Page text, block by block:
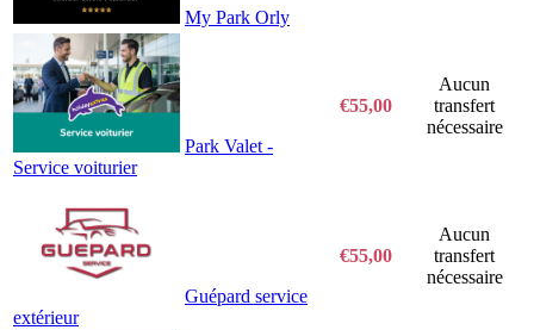
My Park Orly
Park Valet -
Service voiturier
€55,00
Aucun
transfert
nécessaire
Guépard service
extérieur
€55,00
Aucun
transfert
nécessaire